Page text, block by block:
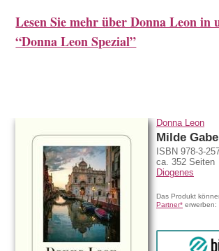
Lesen Sie mehr über Donna Leon in
“Donna Leon Spezial”
Donna Leon
Milde
ISBN 978-3-
ca. 352 Seiten
Diogenes
Das Produkt
Partner* erwerben: